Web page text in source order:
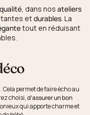
, dans nos ateliers
etdurables. La
tout en réduisant
. Cela permet de faire écho au
choisi,d’assurer un bon
qui apporte charme et